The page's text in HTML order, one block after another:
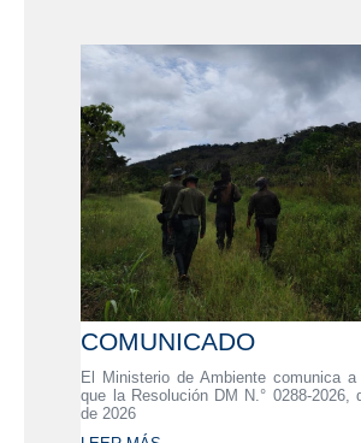
COMUNICADO
El Ministerio de Ambiente comunica
que la Resolución DM N.° 0288-2026,
de 2026